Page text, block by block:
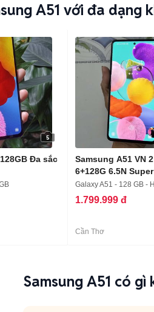
A51 với đa dạng
5
Đa sắc
Samsung A51 VN
6+128G 6.5N
Đẹp
Galaxy A51 - 128 GB -
1.799.999 đ
Cần Thơ
Samsung A51 có gì